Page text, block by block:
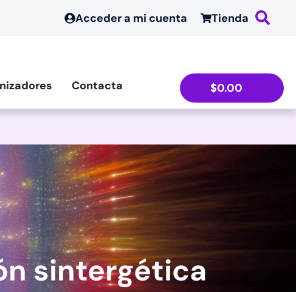
Acceder a mi cuenta Tienda
Contacta $0.00
sintergética